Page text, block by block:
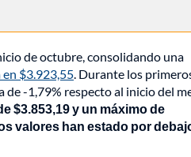
de octubre, consolidando una
en $3.923,55. Durante los
-1,79% respecto al inicio del
$3.853,19 y un máximo de
valores han estado por